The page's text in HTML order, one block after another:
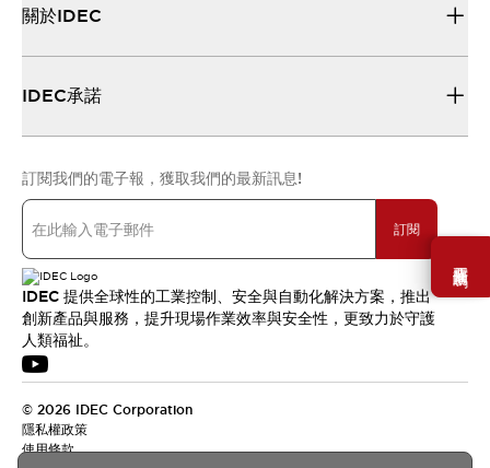
需要幫助嗎？
關於IDEC
IDEC承諾
訂閱我們的電子報，獲取我們的最新訊息!
訂閱
IDEC 提供全球性的工業控制、安全與自動化解決方案，推出
創新產品與服務，提升現場作業效率與安全性，更致力於守護
人類福祉。
© 2026 IDEC Corporation
隱私權政策
使用條款